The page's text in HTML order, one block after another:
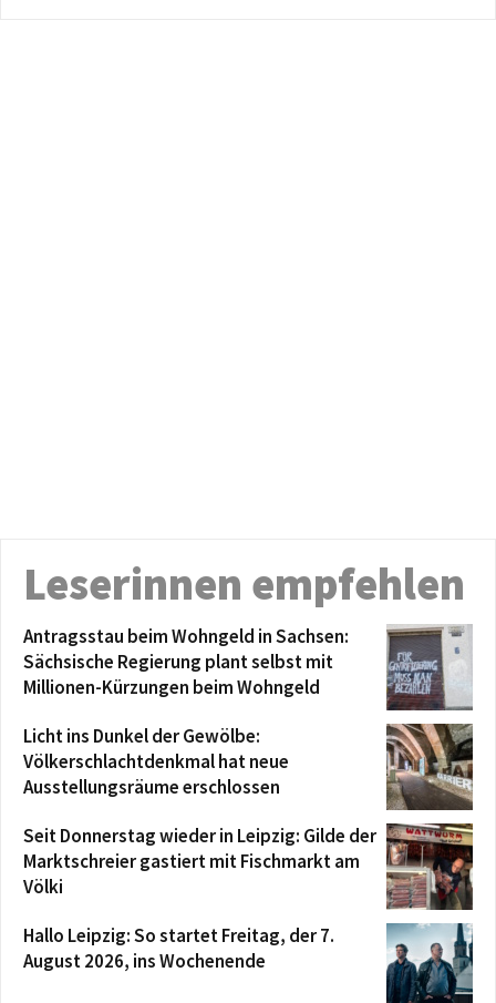
Leserinnen empfehlen
Antragsstau beim Wohngeld in Sachsen:
Sächsische Regierung plant selbst mit
Millionen-Kürzungen beim Wohngeld
Licht ins Dunkel der Gewölbe:
Völkerschlachtdenkmal hat neue
Ausstellungsräume erschlossen
Seit Donnerstag wieder in Leipzig: Gilde der
Marktschreier gastiert mit Fischmarkt am
Völki
Hallo Leipzig: So startet Freitag, der 7.
August 2026, ins Wochenende